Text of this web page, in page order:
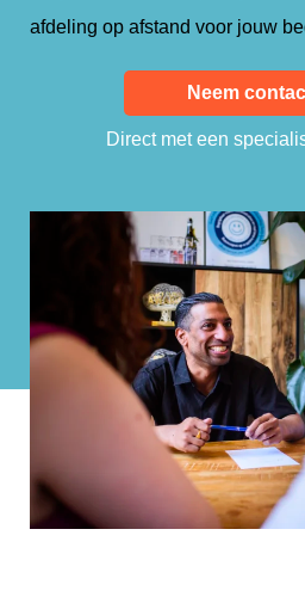
afdeling op afstand voor jouw
Neem
Direct met een